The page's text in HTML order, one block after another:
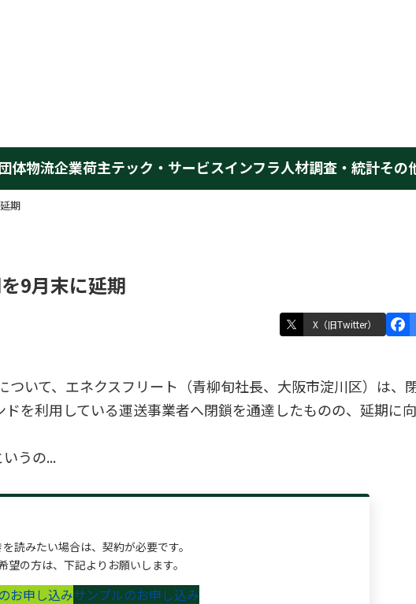
体物流企業荷主テック・サービスインフラ人材調査・統計その
期
9月末に延期
X（旧Twitter）
いて、エネクスフリート（青柳旬社長、大阪市淀川区）は、
を利用している運送事業者へ閉鎖を通達したものの、延期に
うの...
読みたい場合は、契約が必要です。
望の方は、下記よりお願いします。
お申し込みサンプルのお申し込み